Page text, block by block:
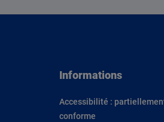
Informations
Accessibilité :
conforme